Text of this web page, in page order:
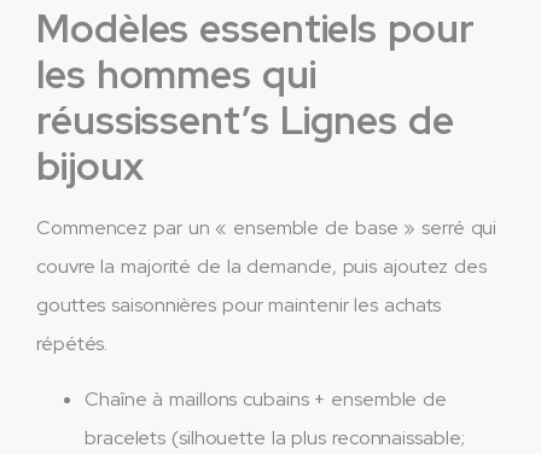
Modèles essentiels pour
les hommes qui
réussissent’s Lignes de
bijoux
Commencez par un « ensemble de base » serré qui
couvre la majorité de la demande, puis ajoutez des
gouttes saisonnières pour maintenir les achats
répétés.
Chaîne à maillons cubains + ensemble de
bracelets (silhouette la plus reconnaissable;